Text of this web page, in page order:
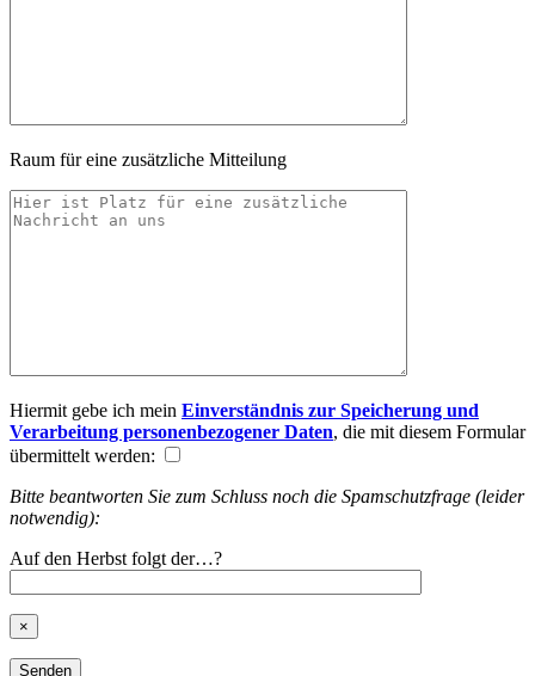
Raum für eine zusätzliche Mitteilung
Hiermit gebe ich mein Einverständnis zur Speicherung und
Verarbeitung personenbezogener Daten, die mit diesem Formular
übermittelt werden:
Bitte beantworten Sie zum Schluss noch die Spamschutzfrage (leider
notwendig):
Auf den Herbst folgt der…?
×